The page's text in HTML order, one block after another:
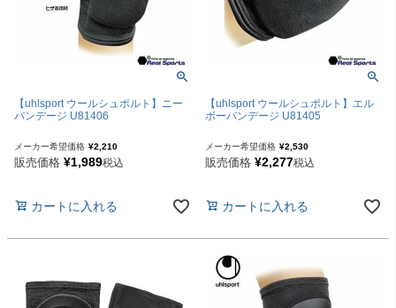
【uhlsport ウールシュポルト】ニー
バンデージ U81406
メーカー希望価格 ¥2,210
販売価格 ¥1,989税込
カートに入れる
【uhlsport ウールシュポルト】エル
ボーバンデージ U81405
メーカー希望価格 ¥2,530
販売価格 ¥2,277税込
カートに入れる